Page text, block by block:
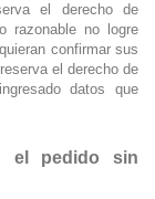
el derecho de
razonable no logre
confirmar sus
el derecho de
datos que
el pedido sin